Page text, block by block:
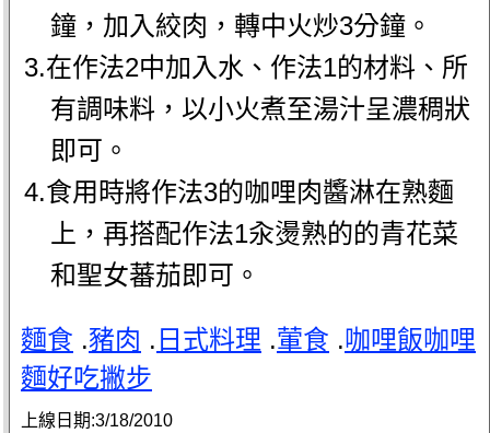
鐘，加入絞肉，轉中火炒3分鐘。
3.在作法2中加入水、作法1的材料、所
有調味料，以小火煮至湯汁呈濃稠狀
即可。
4.食用時將作法3的咖哩肉醬淋在熟麵
上，再搭配作法1汆燙熟的的青花菜
和聖女蕃茄即可。
麵食 .豬肉 . 日式料理 .葷食 .咖哩飯咖哩
麵好吃撇步
上線日期:3/18/2010